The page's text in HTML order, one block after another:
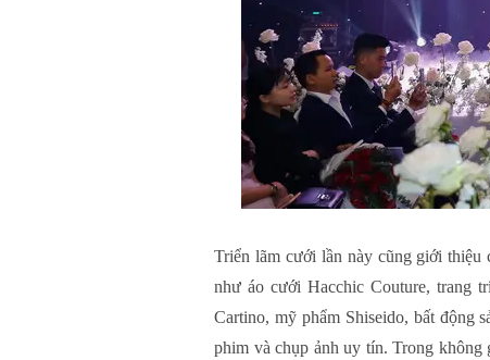
Triển lãm cưới lần này cũng giới thiệu
như áo cưới Hacchic Couture, trang
Cartino, mỹ phẩm Shiseido, bất động
phim và chụp ảnh uy tín. Trong không